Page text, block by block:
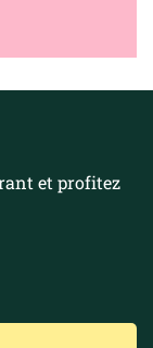
et profitez